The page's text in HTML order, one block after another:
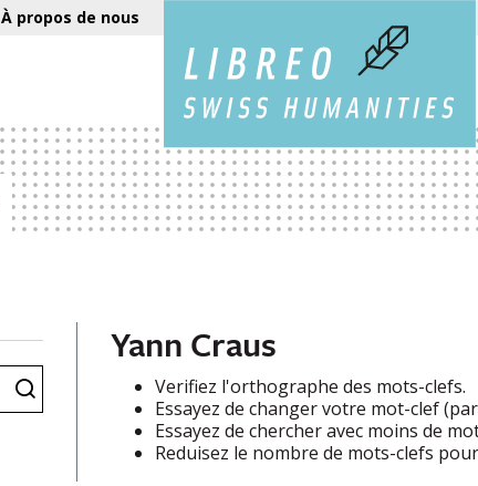
À propos de nous
Yann Craus
Verifiez l'orthographe des mots-clefs.
Essayez de changer votre mot-clef
Essayez de chercher avec moins de
Reduisez le nombre de mots-clefs